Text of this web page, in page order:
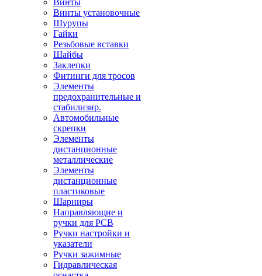
Винты
Винты установочные
Шурупы
Гайки
Резьбовые вставки
Шайбы
Заклепки
Фитинги для тросов
Элементы
предохранительные и
стабилизир.
Автомобильные
скрепки
Элементы
дистанционные
металлические
Элементы
дистанционные
пластиковые
Шарниры
Направляющие и
ручки для PCB
Ручки настройки и
указатели
Ручки зажимные
Гидравлическая